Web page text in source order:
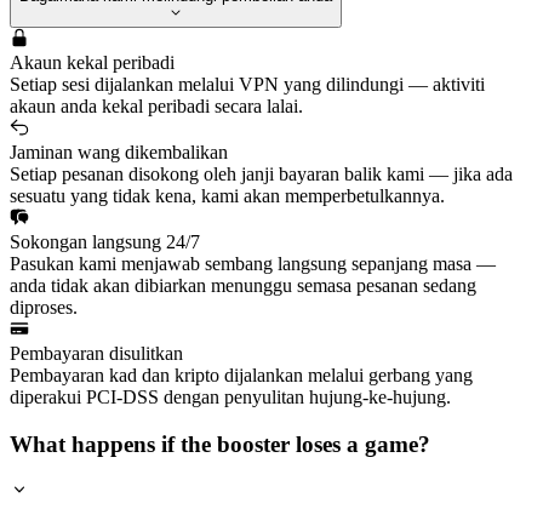
Akaun kekal peribadi
Setiap sesi dijalankan melalui VPN yang dilindungi — aktiviti
akaun anda kekal peribadi secara lalai.
Jaminan wang dikembalikan
Setiap pesanan disokong oleh janji bayaran balik kami — jika ada
sesuatu yang tidak kena, kami akan memperbetulkannya.
Sokongan langsung 24/7
Pasukan kami menjawab sembang langsung sepanjang masa —
anda tidak akan dibiarkan menunggu semasa pesanan sedang
diproses.
Pembayaran disulitkan
Pembayaran kad dan kripto dijalankan melalui gerbang yang
diperakui PCI-DSS dengan penyulitan hujung-ke-hujung.
What happens if the booster loses a game?